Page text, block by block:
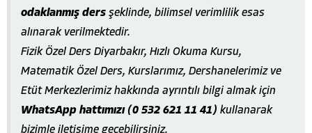
odaklanmış ders şeklinde, bilimsel verimlilik esas
alınarak verilmektedir.
Fizik Özel Ders Diyarbakır, Hızlı Okuma Kursu,
Matematik Özel Ders, Kurslarımız, Dershanelerimiz ve
Etüt Merkezlerimiz hakkında ayrıntılı bilgi almak için
WhatsApp hattımızı (0 532 621 11 41) kullanarak
bizimle iletişime geçebilirsiniz.